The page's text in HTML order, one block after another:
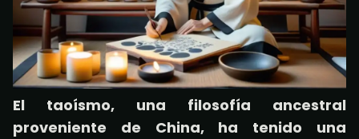
El taoísmo, una filosofía ancestral
proveniente de China, ha tenido una